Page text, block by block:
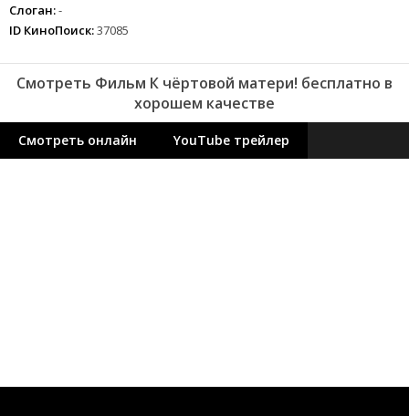
Слоган:-
ID КиноПоиск:37085
Смотреть Фильм К чёртовой матери! бесплатно в
хорошем качестве
Смотреть онлайн YouTube трейлер